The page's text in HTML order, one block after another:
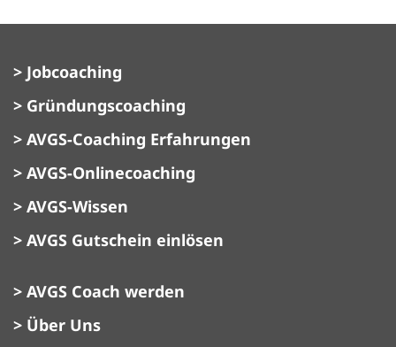
> Jobcoaching
> Gründungscoaching
> AVGS-Coaching Erfahrungen
> AVGS-Onlinecoaching
> AVGS-Wissen
> AVGS Gutschein einlösen
> AVGS Coach werden
> Über Uns